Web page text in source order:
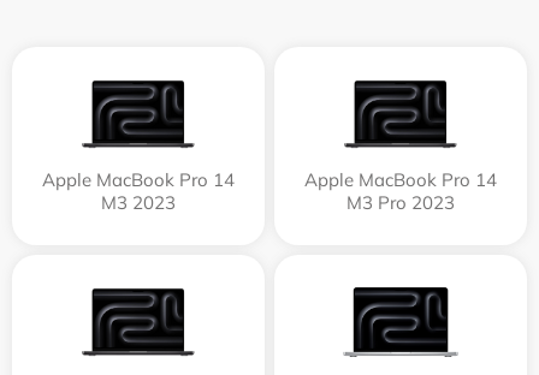
Apple MacBook Pro 14
M3 2023
Apple MacBook Pro 14
M3 Pro 2023